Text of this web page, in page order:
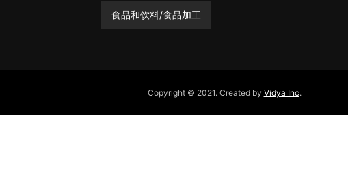
食品和饮料/食品加工
Copyright © 2021. Created by Vidya Inc.